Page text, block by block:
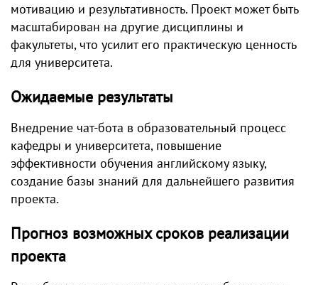
мотивацию и результативность. Проект может быть
масштабирован на другие дисциплины и
факультеты, что усилит его практическую ценность
для университета.
Ожидаемые результаты
Внедрение чат-бота в образовательный процесс
кафедры и университета, повышение
эффективности обучения английскому языку,
создание базы знаний для дальнейшего развития
проекта.
Прогноз возможных сроков реализации
проекта